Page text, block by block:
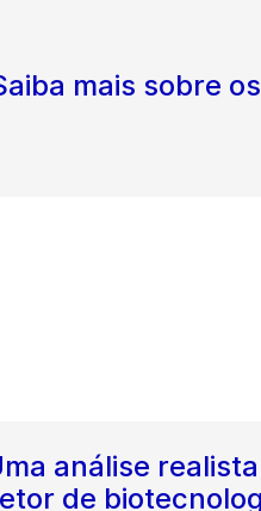
mais sobre
análise
de